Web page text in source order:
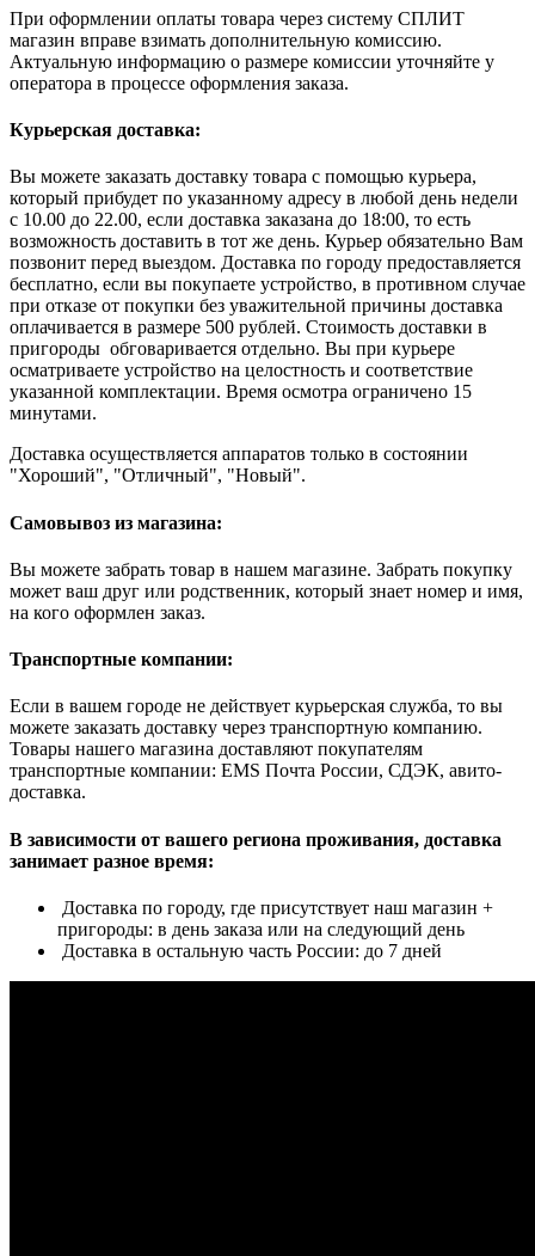
При оформлении оплаты товара через систему СПЛИТ
магазин вправе взимать дополнительную комиссию.
Актуальную информацию о размере комиссии уточняйте у
оператора в процессе оформления заказа.
Курьерская доставка:
Вы можете заказать доставку товара с помощью курьера,
который прибудет по указанному адресу в любой день недели
с 10.00 до 22.00, если доставка заказана до 18:00, то есть
возможность доставить в тот же день. Курьер обязательно Вам
позвонит перед выездом. Доставка по городу предоставляется
бесплатно, если вы покупаете устройство, в противном случае
при отказе от покупки без уважительной причины доставка
оплачивается в размере 500 рублей. Стоимость доставки в
пригороды обговаривается отдельно. Вы при курьере
осматриваете устройство на целостность и соответствие
указанной комплектации. Время осмотра ограничено 15
минутами.
Доставка осуществляется аппаратов только в состоянии
"Хороший", "Отличный", "Новый".
Самовывоз из магазина:
Вы можете забрать товар в нашем магазине. Забрать покупку
может ваш друг или родственник, который знает номер и имя,
на кого оформлен заказ.
Транспортные компании:
Если в вашем городе не действует курьерская служба, то вы
можете заказать доставку через транспортную компанию.
Товары нашего магазина доставляют покупателям
транспортные компании: EMS Почта России, СДЭК, авито-
доставка.
В зависимости от вашего региона проживания, доставка
занимает разное время:
Доставка по городу, где присутствует наш магазин +
пригороды: в день заказа или на следующий день
Доставка в остальную часть России: до 7 дней